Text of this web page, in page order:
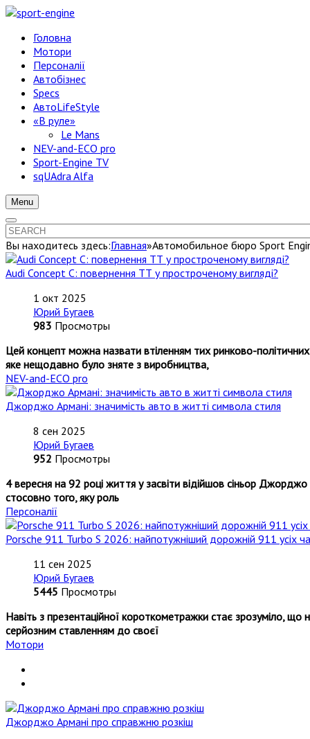
Головна
Мотори
Персоналії
Автобізнес
Specs
АвтоLifeStyle
«В руле»
Le Mans
NEV-and-ECO pro
Sport-Engine TV
sqUAdra Alfa
Menu
Вы находитесь здесь:Главная»Автомобильное бюро Sport
Audi Concept C: повернення ТТ у простроченому вигляді?
1 окт 2025
Юрий Бугаев
983 Просмотры
Цей концепт можна назвати втіленням тих ринково-
яке нещодавно було зняте з виробництва,
NEV-and-ECO pro
Джорджо Армані: значимість авто в житті символа стиля
8 сен 2025
Юрий Бугаев
952 Просмотры
4 вересня на 92 році життя у засвіти відійшов сіньор
стосовно того, яку роль
Персоналії
Porsche 911 Turbo S 2026: найпотужніший дорожній 911 усіх
11 сен 2025
Юрий Бугаев
5445 Просмотры
Навіть з презентаційної короткометражки стає зрозуміло,
серйозним ставленням до своєї
Мотори
Джорджо Армані про справжню розкіш